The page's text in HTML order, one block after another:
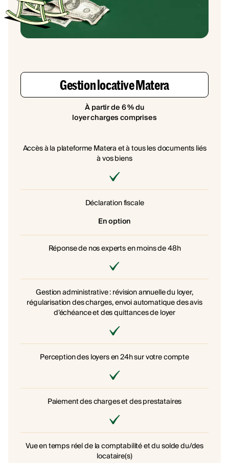
Gestion locative Matera
À partir de 6 % du
loyer charges comprises
Accès à la plateforme Matera et à tous les documents liés
à vos biens
Déclaration fiscale
En option
Réponse de nos experts en moins de 48h
Gestion administrative : révision annuelle du loyer,
régularisation des charges, envoi automatique des avis
d’échéance et des quittances de loyer
Perception des loyers en 24h sur votre compte
Paiement des charges et des prestataires
Vue en temps réel de la comptabilité et du solde du/des
locataire(s)